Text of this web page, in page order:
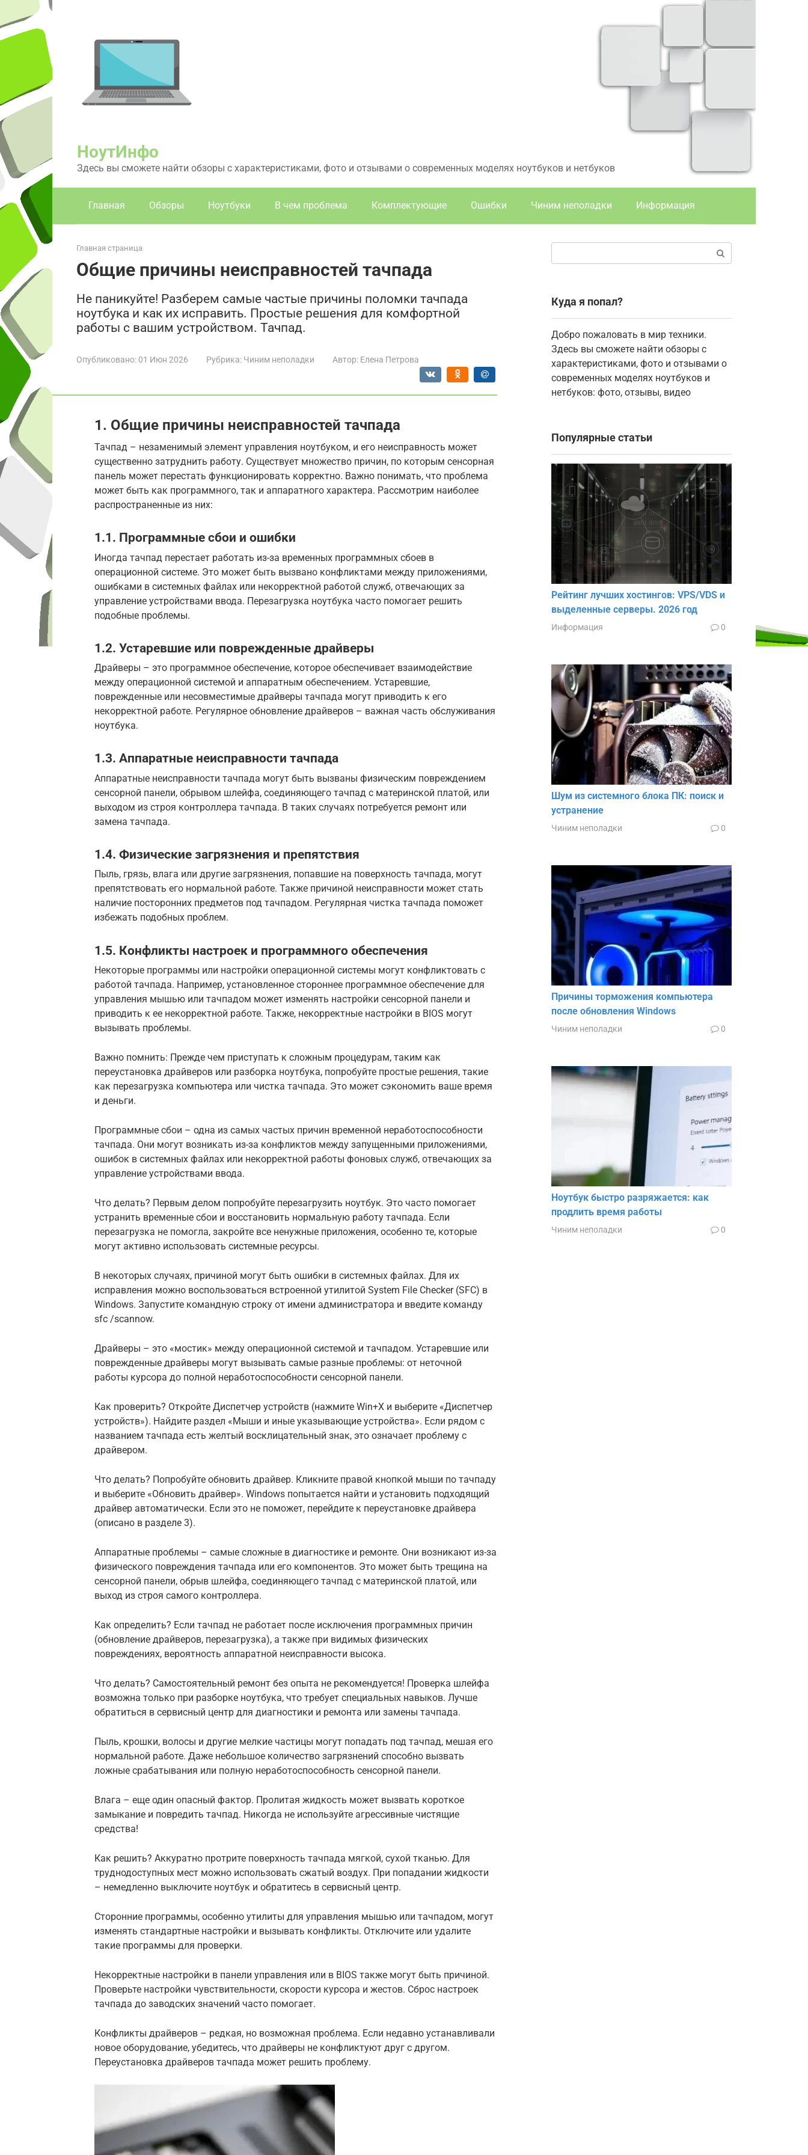
контенту
НоутИнфо
Здесь вы сможете найти обзоры с характеристиками, фото и отзывами о современных моделях ноутбуков и нетбуков
Главная Обзоры Ноутбуки В чем проблема Комплектующие Ошибки Чиним неполадки Информация
Главная страница
Общие причины неисправностей тачпада
Не паникуйте! Разберем самые частые причины поломки тачпада
ноутбука и как их исправить. Простые решения для комфортной
работы с вашим устройством. Тачпад.
Опубликовано: 01 Июн 2026 Рубрика: Чиним неполадки Автор: Елена Петрова
1. Общие причины неисправностей тачпада
Тачпад – незаменимый элемент управления ноутбуком, и его неисправность может
существенно затруднить работу. Существует множество причин, по которым сенсорная
панель может перестать функционировать корректно. Важно понимать, что проблема
может быть как программного, так и аппаратного характера. Рассмотрим наиболее
распространенные из них:
1.1. Программные сбои и ошибки
Иногда тачпад перестает работать из-за временных программных сбоев в
операционной системе. Это может быть вызвано конфликтами между приложениями,
ошибками в системных файлах или некорректной работой служб, отвечающих за
управление устройствами ввода. Перезагрузка ноутбука часто помогает решить
подобные проблемы.
1.2. Устаревшие или поврежденные драйверы
Драйверы – это программное обеспечение, которое обеспечивает взаимодействие
между операционной системой и аппаратным обеспечением. Устаревшие,
поврежденные или несовместимые драйверы тачпада могут приводить к его
некорректной работе. Регулярное обновление драйверов – важная часть обслуживания
ноутбука.
1.3. Аппаратные неисправности тачпада
Аппаратные неисправности тачпада могут быть вызваны физическим повреждением
сенсорной панели, обрывом шлейфа, соединяющего тачпад с материнской платой, или
выходом из строя контроллера тачпада. В таких случаях потребуется ремонт или
замена тачпада.
1.4. Физические загрязнения и препятствия
Пыль, грязь, влага или другие загрязнения, попавшие на поверхность тачпада, могут
препятствовать его нормальной работе. Также причиной неисправности может стать
наличие посторонних предметов под тачпадом. Регулярная чистка тачпада поможет
избежать подобных проблем.
1.5. Конфликты настроек и программного обеспечения
Некоторые программы или настройки операционной системы могут конфликтовать с
работой тачпада. Например, установленное стороннее программное обеспечение для
управления мышью или тачпадом может изменять настройки сенсорной панели и
приводить к ее некорректной работе. Также, некорректные настройки в BIOS могут
вызывать проблемы.
Важно помнить: Прежде чем приступать к сложным процедурам, таким как
переустановка драйверов или разборка ноутбука, попробуйте простые решения, такие
как перезагрузка компьютера или чистка тачпада. Это может сэкономить ваше время
и деньги.
Программные сбои – одна из самых частых причин временной неработоспособности
тачпада. Они могут возникать из-за конфликтов между запущенными приложениями,
ошибок в системных файлах или некорректной работы фоновых служб, отвечающих за
управление устройствами ввода.
Что делать? Первым делом попробуйте перезагрузить ноутбук. Это часто помогает
устранить временные сбои и восстановить нормальную работу тачпада. Если
перезагрузка не помогла, закройте все ненужные приложения, особенно те, которые
могут активно использовать системные ресурсы.
В некоторых случаях, причиной могут быть ошибки в системных файлах. Для их
исправления можно воспользоваться встроенной утилитой System File Checker (SFC) в
Windows. Запустите командную строку от имени администратора и введите команду
sfc /scannow.
Драйверы – это «мостик» между операционной системой и тачпадом. Устаревшие или
поврежденные драйверы могут вызывать самые разные проблемы: от неточной
работы курсора до полной неработоспособности сенсорной панели.
Как проверить? Откройте Диспетчер устройств (нажмите Win+X и выберите «Диспетчер
устройств»). Найдите раздел «Мыши и иные указывающие устройства». Если рядом с
названием тачпада есть желтый восклицательный знак, это означает проблему с
драйвером.
Что делать? Попробуйте обновить драйвер. Кликните правой кнопкой мыши по тачпаду
и выберите «Обновить драйвер». Windows попытается найти и установить подходящий
драйвер автоматически. Если это не поможет, перейдите к переустановке драйвера
(описано в разделе 3).
Аппаратные проблемы – самые сложные в диагностике и ремонте. Они возникают из-за
физического повреждения тачпада или его компонентов. Это может быть трещина на
сенсорной панели, обрыв шлейфа, соединяющего тачпад с материнской платой, или
выход из строя самого контроллера.
Как определить? Если тачпад не работает после исключения программных причин
(обновление драйверов, перезагрузка), а также при видимых физических
повреждениях, вероятность аппаратной неисправности высока.
Что делать? Самостоятельный ремонт без опыта не рекомендуется! Проверка шлейфа
возможна только при разборке ноутбука, что требует специальных навыков. Лучше
обратиться в сервисный центр для диагностики и ремонта или замены тачпада.
Пыль, крошки, волосы и другие мелкие частицы могут попадать под тачпад, мешая его
нормальной работе. Даже небольшое количество загрязнений способно вызвать
ложные срабатывания или полную неработоспособность сенсорной панели.
Влага – еще один опасный фактор. Пролитая жидкость может вызвать короткое
замыкание и повредить тачпад. Никогда не используйте агрессивные чистящие
средства!
Как решить? Аккуратно протрите поверхность тачпада мягкой, сухой тканью. Для
труднодоступных мест можно использовать сжатый воздух. При попадании жидкости
– немедленно выключите ноутбук и обратитесь в сервисный центр.
Сторонние программы, особенно утилиты для управления мышью или тачпадом, могут
изменять стандартные настройки и вызывать конфликты. Отключите или удалите
такие программы для проверки.
Некорректные настройки в панели управления или в BIOS также могут быть причиной.
Проверьте настройки чувствительности, скорости курсора и жестов. Сброс настроек
тачпада до заводских значений часто помогает.
Конфликты драйверов – редкая, но возможная проблема. Если недавно устанавливали
новое оборудование, убедитесь, что драйверы не конфликтуют друг с другом.
Переустановка драйверов тачпада может решить проблему.
Куда я попал?
Добро пожаловать в мир техники.
Здесь вы сможете найти обзоры с
характеристиками, фото и отзывами о
современных моделях ноутбуков и
нетбуков: фото, отзывы, видео
Популярные статьи
Рейтинг лучших хостингов: VPS/VDS и
выделенные серверы. 2026 год
Информация 0
Шум из системного блока ПК: поиск и
устранение
Чиним неполадки 0
Причины торможения компьютера
после обновления Windows
Чиним неполадки 0
Ноутбук быстро разряжается: как
продлить время работы
Чиним неполадки 0